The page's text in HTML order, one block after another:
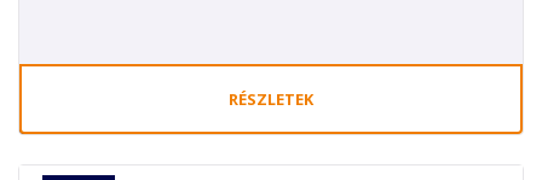
RÉSZLETEK